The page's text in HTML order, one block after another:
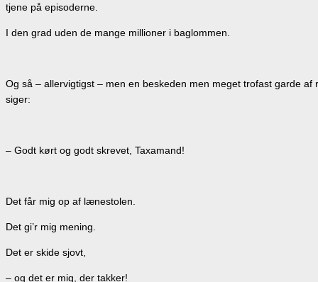
tjene på episoderne.
I den grad uden de mange millioner i baglommen.
Og så – allervigtigst – men en beskeden men meget trofast garde
siger:
– Godt kørt og godt skrevet, Taxamand!
Det får mig op af lænestolen.
Det gi’r mig mening.
Det er skide sjovt,
– og det er mig, der takker!